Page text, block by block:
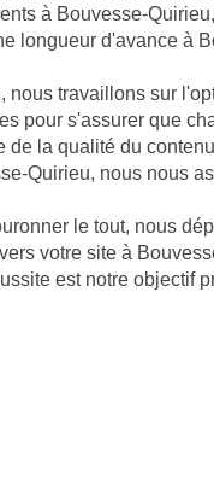
à Bouvesse-
longueur d'avance à
nous travaillons sur
pour s'assurer que
de la qualité du
Quirieu, nous nous
le tout, nous
votre site à
est notre objectif